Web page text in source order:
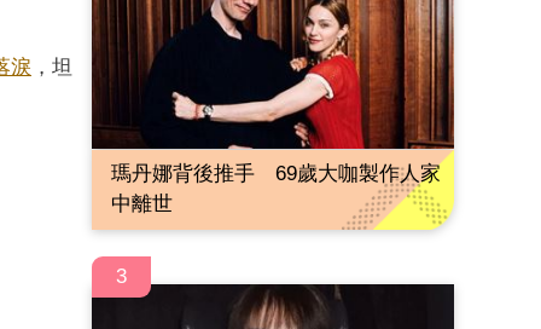
淚 ，坦
瑪丹娜背後推手 69歲大咖製作人家
中離世
3